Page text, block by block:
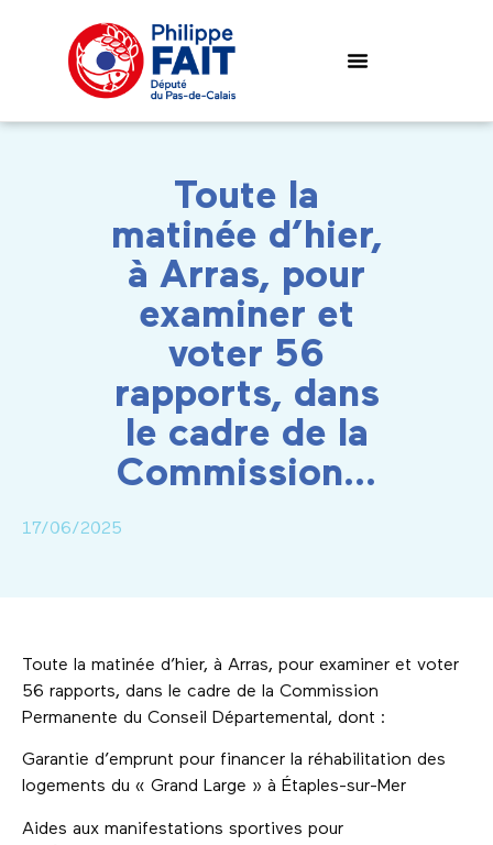
Toute la
matinée d’hier,
à Arras, pour
examiner et
voter 56
rapports, dans
le cadre de la
Commission…
17/06/2025
Toute la matinée d’hier, à Arras, pour examiner et voter
56 rapports, dans le cadre de la Commission
Permanente du Conseil Départemental, dont :
Garantie d’emprunt pour financer la réhabilitation des
logements du « Grand Large » à Étaples-sur-Mer
Aides aux manifestations sportives pour